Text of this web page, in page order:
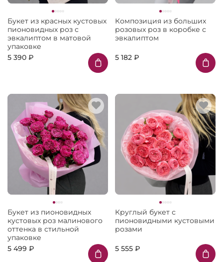
Букет из красных кустовых
пионовидных роз с
эвкалиптом в матовой
упаковке
5 390 ₽
Композиция из больших
розовых роз в коробке с
эвкалиптом
5 182 ₽
Букет из пионовидных
кустовых роз малинового
оттенка в стильной
упаковке
5 499 ₽
Круглый букет с
пионовидными кустовыми
розами
5 555 ₽